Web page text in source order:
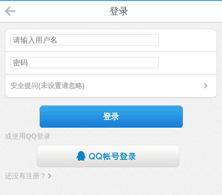
登录
安全提问(未设置请忽略)
登录
或使用QQ登录
还没有注册？